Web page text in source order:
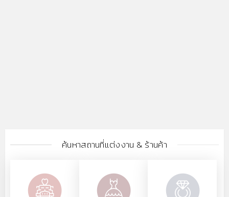
ค้นหาสถานที่แต่งงาน & ร้านค้า